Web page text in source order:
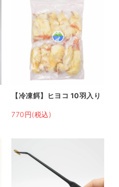
【冷凍餌】ヒヨコ 10羽入り
770円(税込)